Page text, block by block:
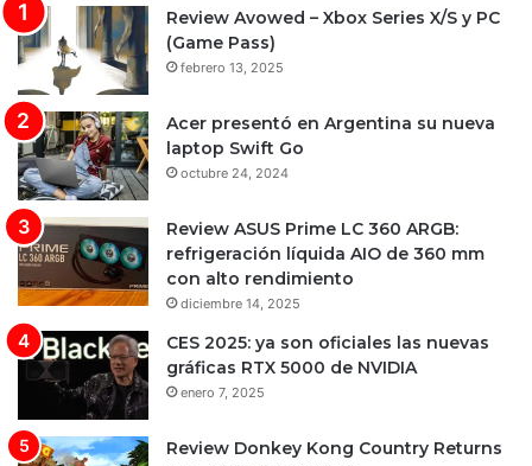
Review Avowed – Xbox Series X/S y PC
(Game Pass)
febrero 13, 2025
Acer presentó en Argentina su nueva
laptop Swift Go
octubre 24, 2024
Review ASUS Prime LC 360 ARGB:
refrigeración líquida AIO de 360 mm
con alto rendimiento
diciembre 14, 2025
CES 2025: ya son oficiales las nuevas
gráficas RTX 5000 de NVIDIA
enero 7, 2025
Review Donkey Kong Country Returns